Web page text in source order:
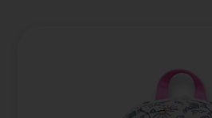
Valider